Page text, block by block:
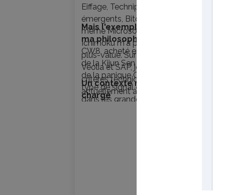
Eiffage, Technip, les ETF Asie et
émergents, Bitcoin, Air Liquide — et
même Microsoft, où la simple lecture
Ichimoku m'a permis de réaliser une
plus-value. Sur Procter & Gamble,
Véolia et SAP, je suis aussi entré sur des
critères techniques et je suis
actuellement à l'équilibre ou en légère
moins-value.
Mais l'exemple qui illustre le mieux
ma philosophie
reste mon ETF
CW8, acheté en avril 2020 sur le rebond
de la Kijun Sen trimestrielle, au plus fort
de la panique Covid — exactement le
type de signal que l'Ichimoku génère
dans les grandes phases de correction.
affiche aujourd'hui plus de 128 % de
Ichimoku — en attendant patiemment
Un contexte macro
chargé